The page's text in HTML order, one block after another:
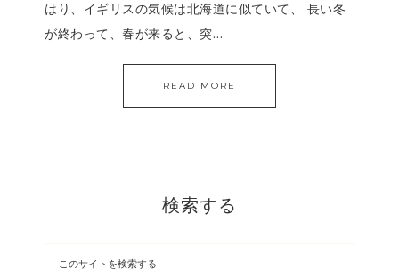
はり、イギリスの気候は北海道に似ていて、 長い冬
が終わって、春が来ると、突…
READ MORE
検索する